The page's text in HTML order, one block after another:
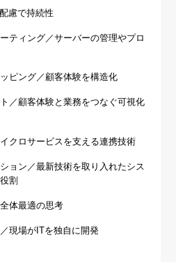
慮で持続性
ティング／サーバーの管理やプロ
ピング／顧客体験を構造化
／顧客体験と業務をつなぐ可視化
クロサービスを支える連携技術
ョン／最新技術を取り入れたシス
割
体最適の思考
現場がITを独自に開発